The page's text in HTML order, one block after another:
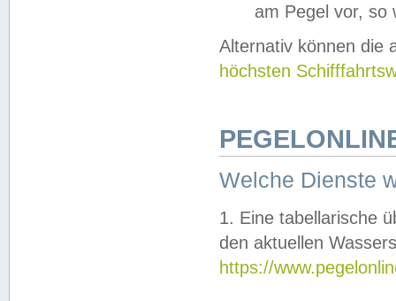
am Pegel vor,
Alternativ können die
höchsten
Welche Dienste
1. Eine tabellarische
den aktuellen
https://